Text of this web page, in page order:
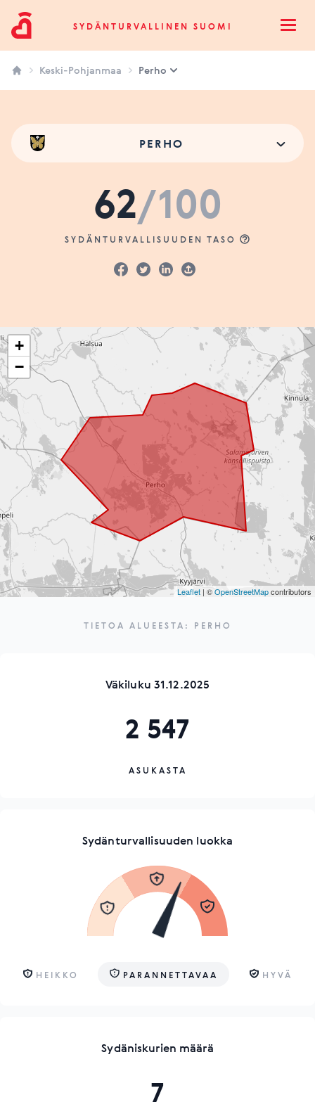
Sydänturvallinen SuomiSYDÄNTURVALLINEN SUOMI
Keski-Pohjanmaa Perho
PERHO
62/100
SYDÄNTURVALLISUUDEN TASO
+
−
Leaflet | ©OpenStreetMapcontributors
TIETOA ALUEESTA: PERHO
Väkiluku 31.12.2025
2 547
ASUKASTA
Sydänturvallisuuden luokka
HEIKKO PARANNETTAVAA HYVÄ
Sydäniskurien määrä
7